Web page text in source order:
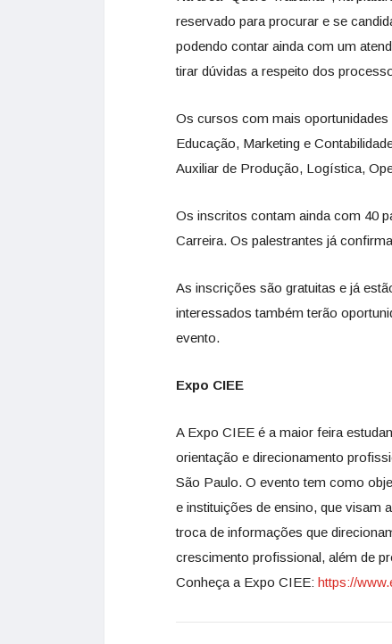
reservado para procurar e se
podendo contar ainda com um
tirar dúvidas a respeito dos
Os cursos com mais
Educação, Marketing e
Auxiliar de Produção, Logística,
Os inscritos contam ainda com 40
Carreira. Os palestrantes já
As inscrições são gratuitas e já
interessados também terão
evento.
Expo CIEE
A Expo CIEE é a maior feira
orientação e direcionamento
São Paulo. O evento tem como
e instituições de ensino, que visam
troca de informações que
crescimento profissional, além de
Conheça a Expo CIEE: https://